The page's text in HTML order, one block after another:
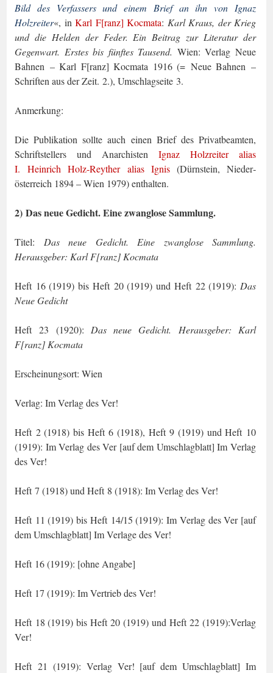
Bild des Verfassers und einem Brief an ihn von Ignaz
Holzreiter«, in Karl F[ranz] Kocmata: Karl Kraus, der Krieg
und die Helden der Feder. Ein Beitrag zur Literatur der
Gegenwart. Erstes bis fünftes Tausend. Wien: Verlag Neue
Bahnen – Karl F[ranz] Kocmata 1916 (= Neue Bahnen –
Schriften aus der Zeit. 2.), Umschlagseite 3.
Anmerkung:
Die Publikation sollte auch einen Brief des Privatbeamten,
Schriftstellers und Anar­chisten Ignaz Holzreiter alias
I. Heinrich Holz-Reyther alias Ignis(Dürnstein, Nieder­
österreich 1894 – Wien 1979) enthalten.
2) Das neue Gedicht. Eine zwanglose Sammlung.
Titel: Das neue Gedicht. Eine zwanglose Sammlung.
Herausgeber: Karl F[ranz] Kocmata
Heft 16 (1919) bis Heft 20 (1919) und Heft 22 (1919): Das
Neue Gedicht
Heft 23 (1920): Das neue Gedicht. Herausgeber: Karl
F[ranz] Kocmata
Erscheinungsort: Wien
Verlag: Im Verlag des Ver!
Heft 2 (1918) bis Heft 6 (1918), Heft 9 (1919) und Heft 10
(1919): Im Verlag des Ver [auf dem Umschlagblatt] Im Verlag
des Ver!
Heft 7 (1918) und Heft 8 (1918): Im Verlag des Ver!
Heft 11 (1919) bis Heft 14/15 (1919): Im Verlag des Ver [auf
dem Umschlagblatt] Im Verlage des Ver!
Heft 16 (1919): [ohne Angabe]
Heft 17 (1919): Im Vertrieb des Ver!
Heft 18 (1919) bis Heft 20 (1919) und Heft 22 (1919):Verlag
Ver!
Heft 21 (1919): Verlag Ver! [auf dem Umschlagblatt] Im